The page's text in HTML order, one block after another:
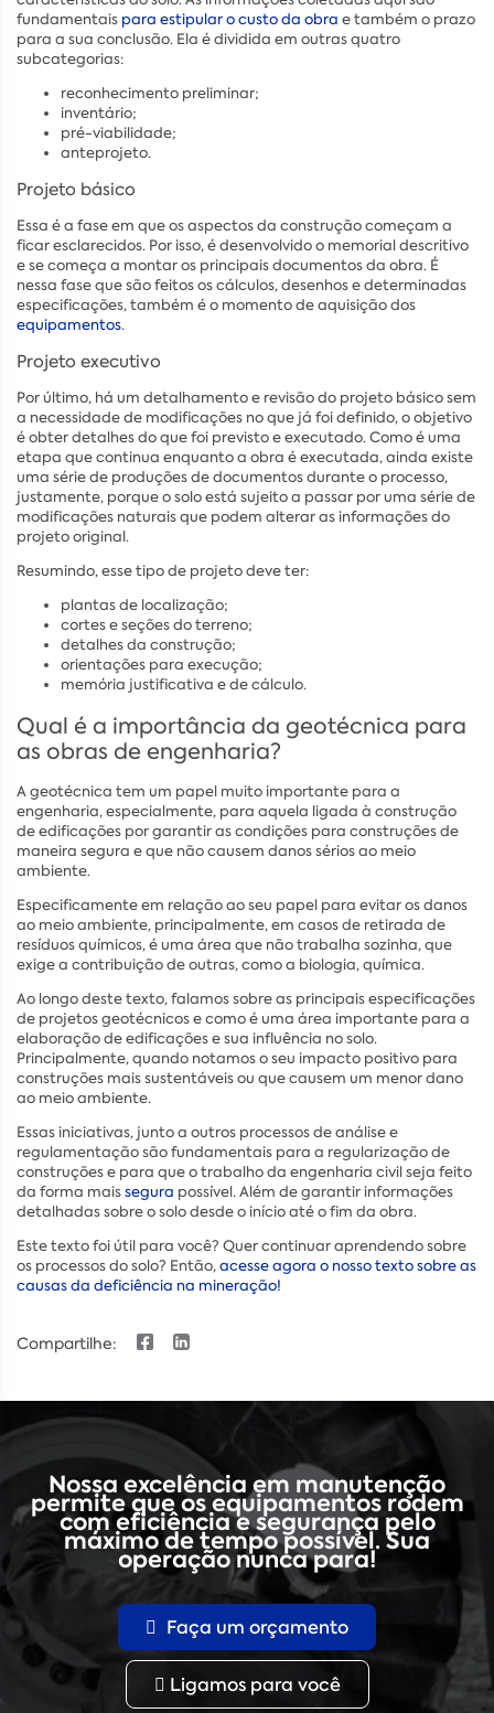
fundamentais para estipular o custo da obra e também o prazo
para a sua conclusão. Ela é dividida em outras quatro
subcategorias:
reconhecimento preliminar;
inventário;
pré-viabilidade;
anteprojeto.
Projeto básico
Essa é a fase em que os aspectos da construção começam a
ficar esclarecidos. Por isso, é desenvolvido o memorial descritivo
e se começa a montar os principais documentos da obra. É
nessa fase que são feitos os cálculos, desenhos e determinadas
especificações, também é o momento de aquisição dos
equipamentos.
Projeto executivo
Por último, há um detalhamento e revisão do projeto básico sem
a necessidade de modificações no que já foi definido, o objetivo
é obter detalhes do que foi previsto e executado. Como é uma
etapa que continua enquanto a obra é executada, ainda existe
uma série de produções de documentos durante o processo,
justamente, porque o solo está sujeito a passar por uma série de
modificações naturais que podem alterar as informações do
projeto original.
Resumindo, esse tipo de projeto deve ter:
plantas de localização;
cortes e seções do terreno;
detalhes da construção;
orientações para execução;
memória justificativa e de cálculo.
Qual é a importância da geotécnica para
as obras de engenharia?
A geotécnica tem um papel muito importante para a
engenharia, especialmente, para aquela ligada à construção
de edificações por garantir as condições para construções de
maneira segura e que não causem danos sérios ao meio
ambiente.
Especificamente em relação ao seu papel para evitar os danos
ao meio ambiente, principalmente, em casos de retirada de
resíduos químicos, é uma área que não trabalha sozinha, que
exige a contribuição de outras, como a biologia, química.
Ao longo deste texto, falamos sobre as principais especificações
de projetos geotécnicos e como é uma área importante para a
elaboração de edificações e sua influência no solo.
Principalmente, quando notamos o seu impacto positivo para
construções mais sustentáveis ou que causem um menor dano
ao meio ambiente.
Essas iniciativas, junto a outros processos de análise e
regulamentação são fundamentais para a regularização de
construções e para que o trabalho da engenharia civil seja feito
da forma maissegura possível. Além de garantir informações
detalhadas sobre o solo desde o início até o fim da obra.
Este texto foi útil para você? Quer continuar aprendendo sobre
os processos do solo? Então,acesse agora o nosso texto sobre as
causas da deficiência na mineração!
Compartilhe:
Nossa excelência em manutenção
permite que os equipamentos rodem
com eficiência e segurança pelo
máximo de tempo possível. Sua
operação nunca para!
Faça um orçamento
Ligamos para você